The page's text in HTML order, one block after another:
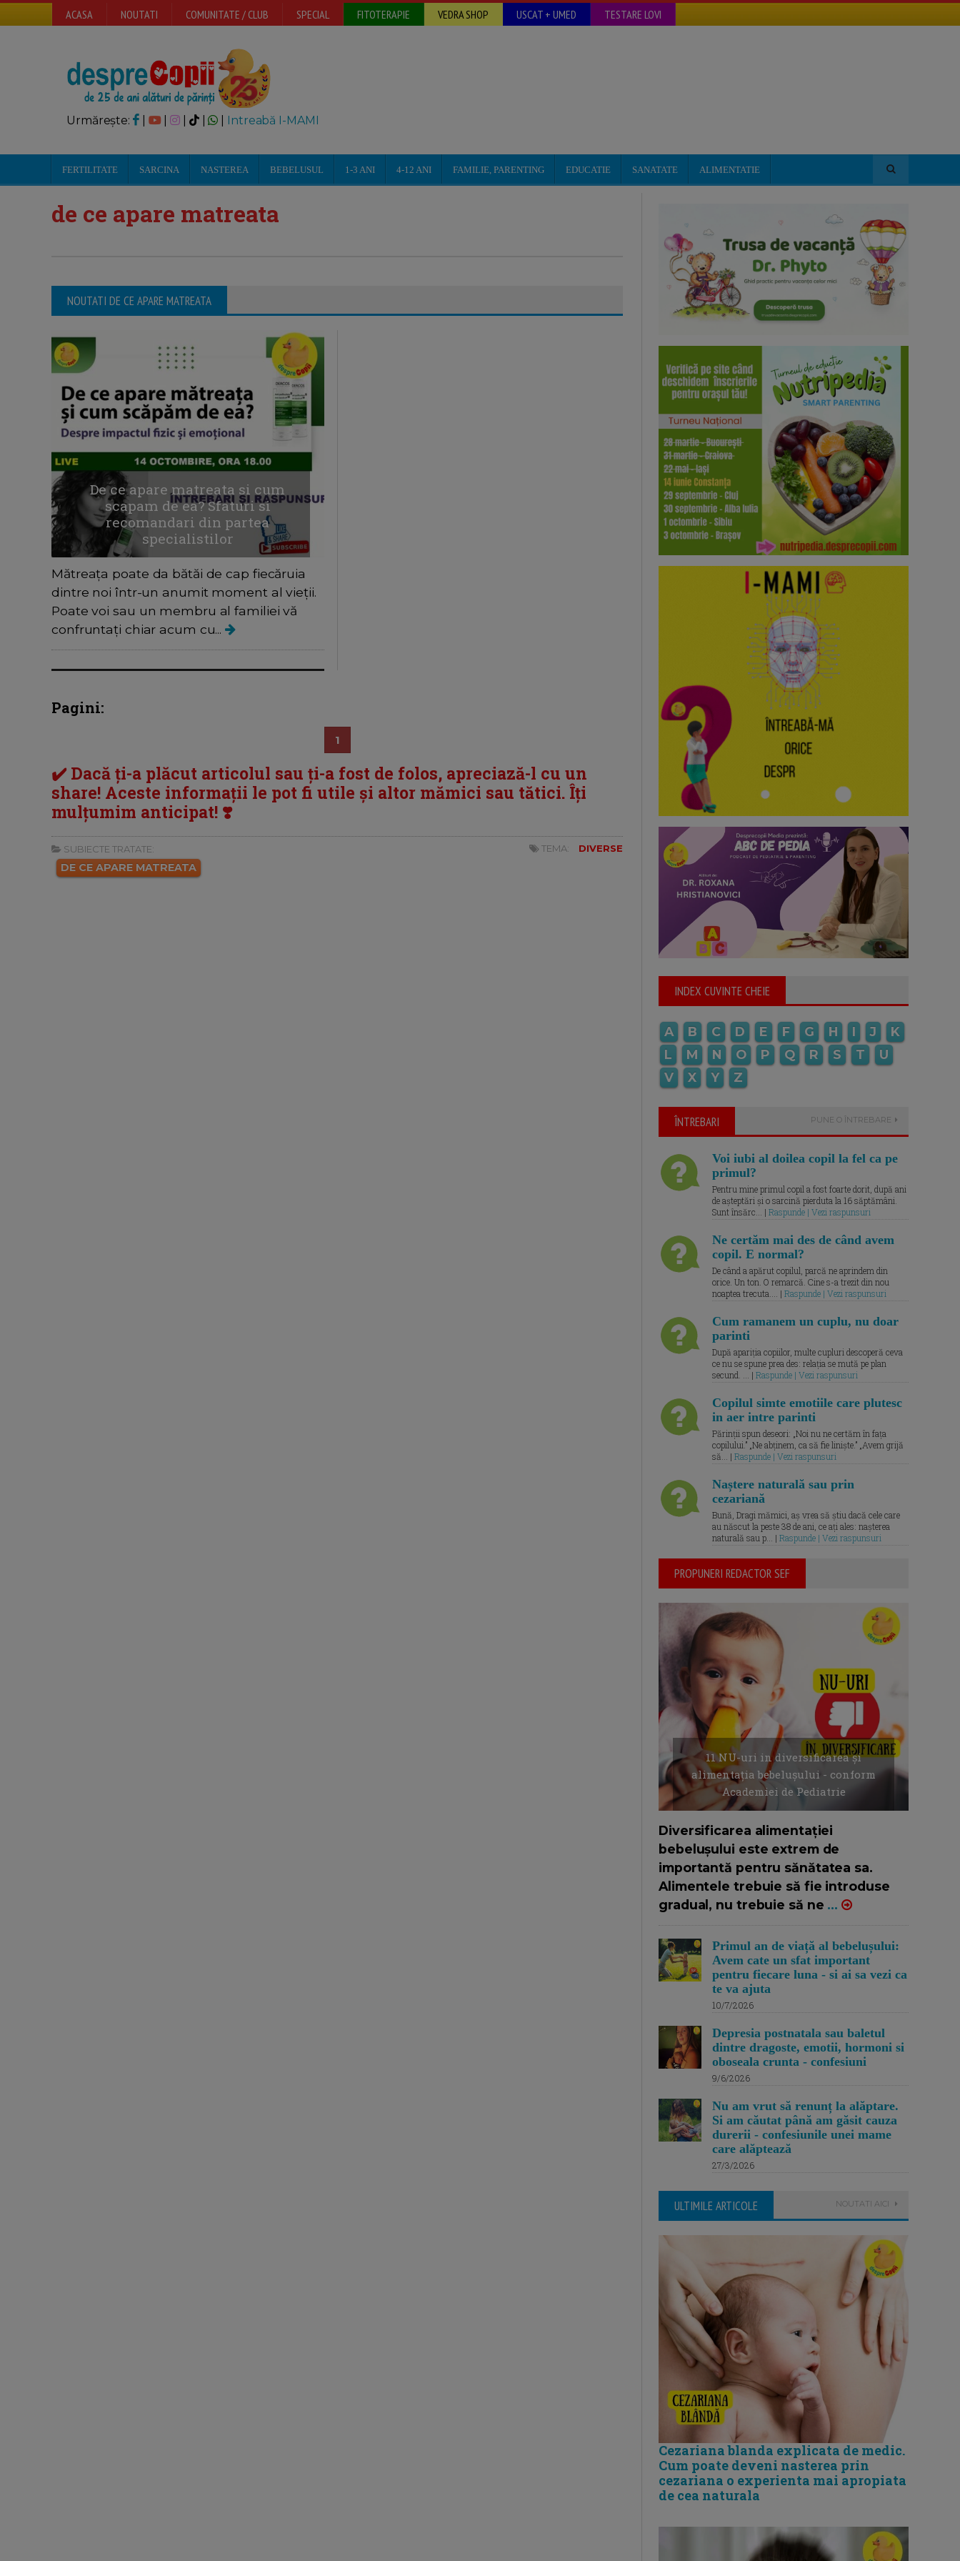
ACASA NOUTATI COMUNITATE / CLUB SPECIAL FITOTERAPIE VEDRA SHOP USCAT + UMED TESTARE LOVI
Urmărește: | | Intreabă I-MAMI
FERTILITATE SARCINA NASTEREA BEBELUSUL 1-3 ANI 4-12 ANI FAMILIE, PARENTING EDUCATIE SANATATE ALIMENTATIE
de ce apare matreata
NOUTATI DE CE APARE MATREATA
De ce apare matreata si cum
scapam de ea? Sfaturi si
recomandari din partea
specialistilor
Mătreața poate da bătăi de cap fiecăruia
dintre noi într-un anumit moment al vieții.
Poate voi sau un membru al familiei vă
confruntați chiar acum cu...
Pagini:
1
✔️ Dacă ți-a plăcut articolul sau ți-a fost de folos, apreciază-l cu un
share! Aceste informații le pot fi utile și altor mămici sau tătici. Îți
mulțumim anticipat! ❣️
SUBIECTE TRATATE:
DE CE APARE MATREATA
TEMA: DIVERSE
INDEX CUVINTE CHEIE
A B C D E F G H I J
K
L
M N O P Q R S T
U
V
X Y Z
ÎNTREBARI PUNE O ÎNTREBARE
Voi iubi al doilea copil la fel ca pe
primul?
Pentru mine primul copil a fost foarte dorit, după ani
de așteptări și o sarcină pierduta la 16 săptămâni.
Sunt însărc... | Raspunde | Vezi raspunsuri
Ne certăm mai des de când avem
copil. E normal?
De când a apărut copilul, parcă ne aprindem din
orice. Un ton. O remarcă. Cine s-a trezit din nou
noaptea trecuta.... | Raspunde | Vezi raspunsuri
Cum ramanem un cuplu, nu doar
parinti
După apariția copiilor, multe cupluri descoperă ceva
ce nu se spune prea des: relația se mută pe plan
secund. ... | Raspunde | Vezi raspunsuri
Copilul simte emotiile care plutesc
in aer intre parinti
Părinții spun deseori: „Noi nu ne certăm în fața
copilului.” „Ne abținem, ca să fie liniște.” „Avem grijă
să... | Raspunde | Vezi raspunsuri
Naștere naturală sau prin
cezariană
Bună, Dragi mămici, aș vrea să știu dacă cele care
au născut la peste 38 de ani, ce ați ales: nașterea
naturală sau p... | Raspunde | Vezi raspunsuri
PROPUNERI REDACTOR SEF
11 NU-uri in diversificarea și
alimentația bebelușului - conform
Academiei de Pediatrie
Diversificarea alimentației
bebelușului este extrem de
importantă pentru sănătatea sa.
Alimentele trebuie să fie introduse
gradual, nu trebuie să ne ...
Primul an de viață al bebelușului:
Avem cate un sfat important
pentru fiecare luna - si ai sa vezi ca
te va ajuta
10/7/2026
Depresia postnatala sau baletul
dintre dragoste, emotii, hormoni si
oboseala crunta - confesiuni
9/6/2026
Nu am vrut să renunț la alăptare.
Si am căutat până am găsit cauza
durerii - confesiunile unei mame
care alăptează
27/3/2026
ULTIMILE ARTICOLE NOUTATI AICI
Cezariana blanda explicata de medic.
Cum poate deveni nasterea prin
cezariana o experienta mai apropiata
de cea naturala